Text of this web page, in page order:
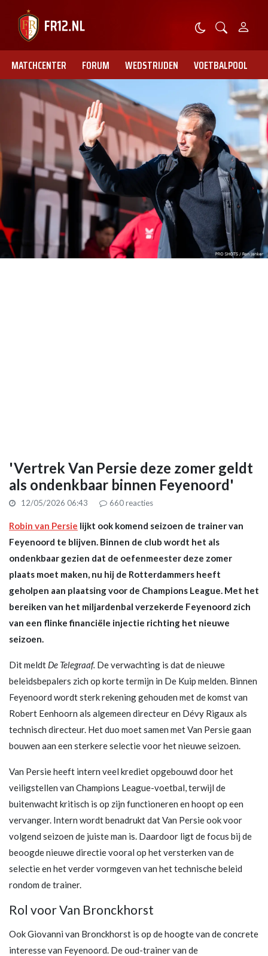
MATCHCENTER FORUM WEDSTRIJDEN VOETBALPOOL
'Vertrek Van Persie deze zomer geldt
als ondenkbaar binnen Feyenoord'
12/05/2026 06:43 660reacties
Robin van Persie lijkt ook komend seizoen de trainer van
Feyenoord te blijven. Binnen de club wordt het als
ondenkbaar gezien dat de oefenmeester deze zomer
plaats moet maken, nu hij de Rotterdammers heeft
geholpen aan plaatsing voor de Champions League. Met het
bereiken van het miljardenbal verzekerde Feyenoord zich
van een flinke financiële injectie richting het nieuwe
seizoen.
Dit meldt De Telegraaf. De verwachting is dat de nieuwe
beleidsbepalers zich op korte termijn in De Kuip melden. Binnen
Feyenoord wordt sterk rekening gehouden met de komst van
Robert Eenhoorn als algemeen directeur en Dévy Rigaux als
technisch directeur. Het duo moet samen met Van Persie gaan
bouwen aan een sterkere selectie voor het nieuwe seizoen.
Van Persie heeft intern veel krediet opgebouwd door het
veiligstellen van Champions League-voetbal, terwijl de
buitenwacht kritisch is op zijn functioneren en hoopt op een
vervanger. Intern wordt benadrukt dat Van Persie ook voor
volgend seizoen de juiste man is. Daardoor ligt de focus bij de
beoogde nieuwe directie vooral op het versterken van de
selectie en het verder vormgeven van het technische beleid
rondom de trainer.
Rol voor Van Bronckhorst
Ook Giovanni van Bronckhorst is op de hoogte van de concrete
interesse van Feyenoord. De oud-trainer van de